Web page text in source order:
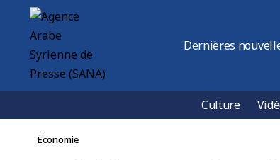
Dernières
Culture
Économie